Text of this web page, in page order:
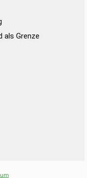
als Grenze